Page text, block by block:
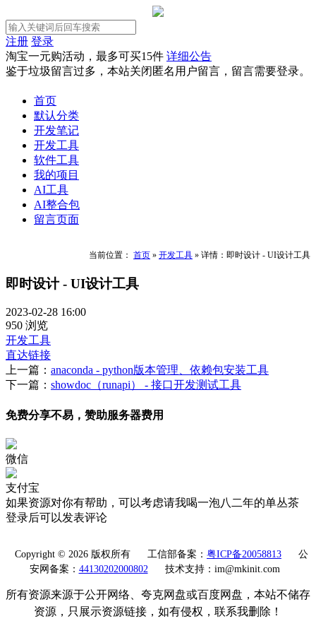
注册 登录
淘宝一元购活动，最多可买15件 详细公告
鉴于垃圾留言过多，本站关闭匿名用户留言，留言需要登录。
首页
默认分类
开发笔记
开发工具
软件工具
我的项目
AI工具
AI整合包
留言页面
当前位置： 首页 » 开发工具 » 详情：即时设计 - UI设计工具
即时设计 - UI设计工具
2023-02-28 16:00
950 浏览
开发工具
直达链接
上一篇： anaconda - python版本管理、依赖包安装工具
下一篇： showdoc（runapi） - 接口开发测试工具
免费分享不易，赞助服务器费用
微信
支付宝
如果资源对你有帮助，可以考虑请我喝一泡八二年的单丛茶
登录后可以发表评论
Copyright © 2026 版权所有 工信部备案： 粤ICP备20058813
公
安网备案： 44130202000802 技术支持：im@mkinit.com
所有资源来源于公开网络、夸克网盘或百度网盘，本站不储存
资源，只展示资源链接，如有侵权，联系我删除！